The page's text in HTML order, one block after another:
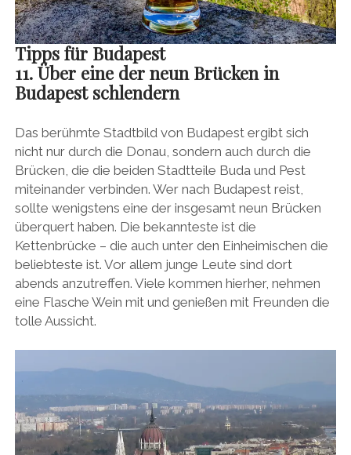
Tipps für Budapest
11. Über eine der neun Brücken in
Budapest schlendern
Das berühmte Stadtbild von Budapest ergibt sich
nicht nur durch die Donau, sondern auch durch die
Brücken, die die beiden Stadtteile Buda und Pest
miteinander verbinden. Wer nach Budapest reist,
sollte wenigstens eine der insgesamt neun Brücken
überquert haben. Die bekannteste ist die
Kettenbrücke – die auch unter den Einheimischen die
beliebteste ist. Vor allem junge Leute sind dort
abends anzutreffen. Viele kommen hierher, nehmen
eine Flasche Wein mit und genießen mit Freunden die
tolle Aussicht.